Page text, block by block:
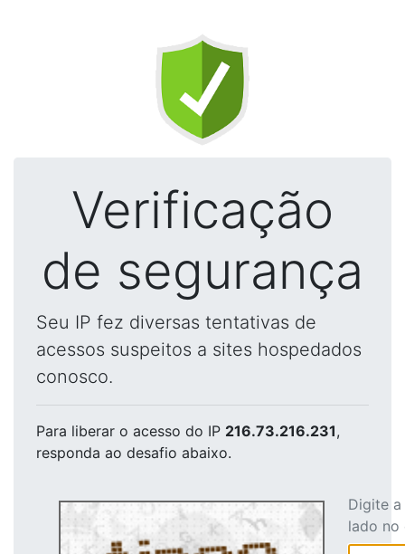
Verificação
de segurança
Seu IP fez diversas tentativas de
acessos suspeitos a sites hospedados
conosco.
Para liberar o acesso do IP 216.73.216.231,
responda ao desafio abaixo.
Digite
lado no